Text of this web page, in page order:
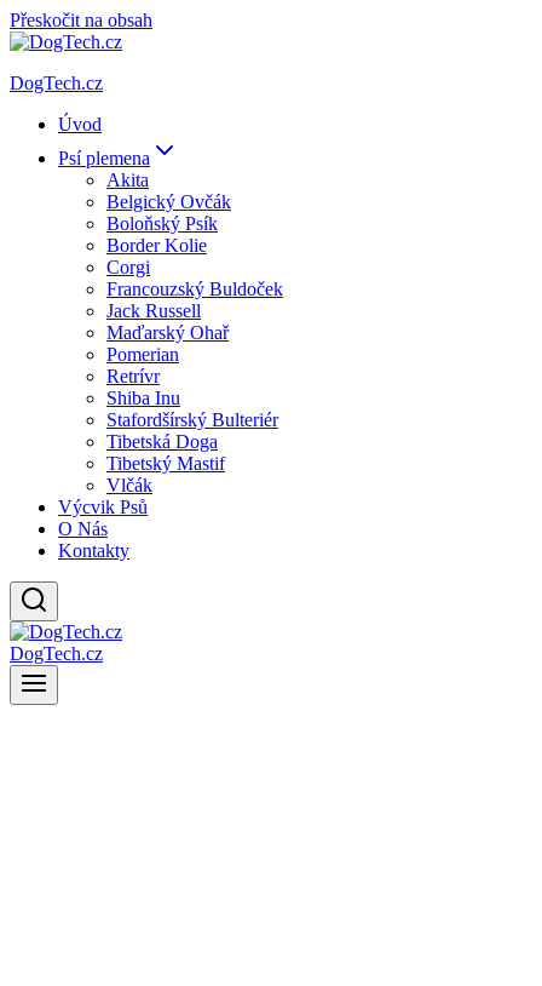
Přeskočit na obsah
DogTech.cz
Úvod
Psí plemena
Akita
Belgický Ovčák
Boloňský Psík
Border Kolie
Corgi
Francouzský Buldoček
Jack Russell
Maďarský Ohař
Pomerian
Retrívr
Shiba Inu
Stafordšírský Bulteriér
Tibetská Doga
Tibetský Mastif
Vlčák
Výcvik Psů
O Nás
Kontakty
DogTech.cz